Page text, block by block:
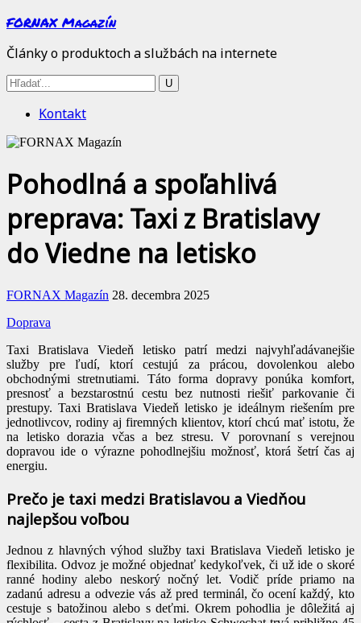
FORNAX Magazín
Články o produktoch a službách na internete
Kontakt
Pohodlná a spoľahlivá
preprava: Taxi z Bratislavy
do Viedne na letisko
FORNAX Magazín 28. decembra 2025
Doprava
Taxi Bratislava Viedeň letisko patrí medzi najvyhľadávanejšie
služby pre ľudí, ktorí cestujú za prácou, dovolenkou alebo
obchodnými stretnutiami. Táto forma dopravy ponúka komfort,
presnosť a bezstarostnú cestu bez nutnosti riešiť parkovanie či
prestupy. Taxi Bratislava Viedeň letisko je ideálnym riešením pre
jednotlivcov, rodiny aj firemných klientov, ktorí chcú mať istotu, že
na letisko dorazia včas a bez stresu. V porovnaní s verejnou
dopravou ide o výrazne pohodlnejšiu možnosť, ktorá šetrí čas aj
energiu.
Prečo je taxi medzi Bratislavou a Viedňou
najlepšou voľbou
Jednou z hlavných výhod služby taxi Bratislava Viedeň letisko je
flexibilita. Odvoz je možné objednať kedykoľvek, či už ide o skoré
ranné hodiny alebo neskorý nočný let. Vodič príde priamo na
zadanú adresu a odvezie vás až pred terminál, čo ocení každý, kto
cestuje s batožinou alebo s deťmi. Okrem pohodlia je dôležitá aj